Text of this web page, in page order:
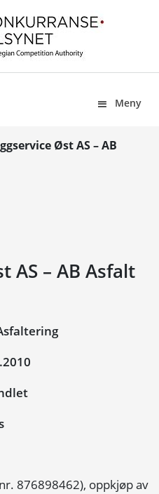
Meny
Øst AS – AB
AS – AB Asfalt
876898462), oppkjøp av